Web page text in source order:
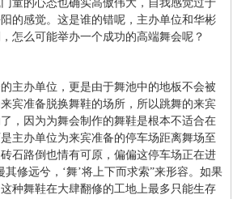
童的心态也确实高傲伟大，自我感觉过于
的感觉。这是谁的错呢，主办单位和华彬
怎么可能举办一个成功的高端舞会呢？
主办单位，更是由于舞池中的地板不会被
宾准备脱换舞鞋的场所，所以跳舞的来宾
，因为为舞会制作的舞鞋是根本不适合在
主办单位为来宾准备的停车场距离舞场至
石路倒也情有可原，偏偏这停车场正在进
修远兮，‘舞’将上下而求索”来形容。如果
种舞鞋在大肆翻修的工地上最多只能生存